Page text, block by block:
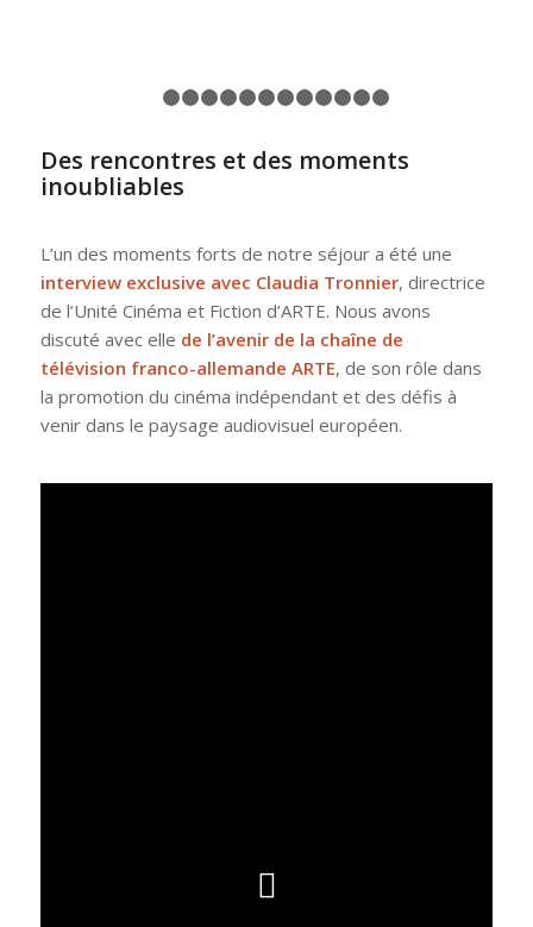
1 2 3 4 5 6 7
Des rencontres et des moments
inoubliables
L’un des moments forts de notre séjour a été une
interview exclusive avec Claudia Tronnier, directrice
de l’Unité Cinéma et Fiction d’ARTE. Nous avons
discuté avec elle de l’avenir de la chaîne de
télévision franco-allemande ARTE, de son rôle dans
la promotion du cinéma indépendant et des défis à
venir dans le paysage audiovisuel européen.